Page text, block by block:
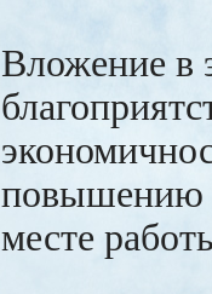
Вложение в
повышению
месте